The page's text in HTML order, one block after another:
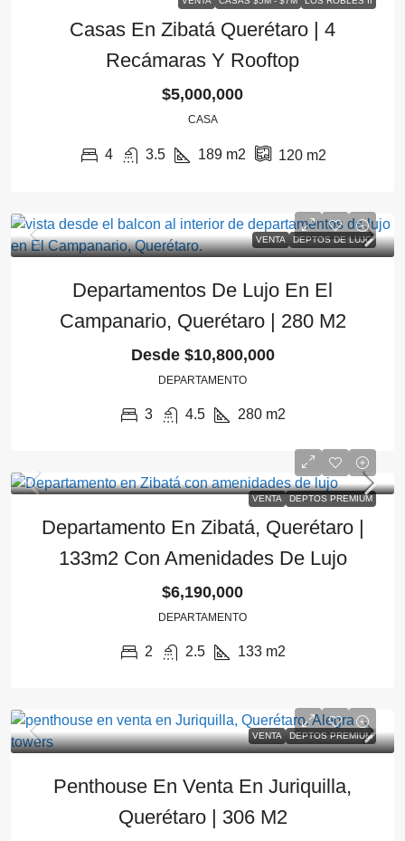
Casas En Zibatá Querétaro | 4
Recámaras Y Rooftop
$5,000,000
CASA
4 3.5 189 m2 120m2
VENTA DEPTOS DE LUJO
Departamentos De Lujo En El
Campanario, Querétaro | 280 M2
Desde$10,800,000
DEPARTAMENTO
3 4.5 280 m2
VENTA DEPTOS PREMIUM
Departamento En Zibatá, Querétaro |
133m2 Con Amenidades De Lujo
$6,190,000
DEPARTAMENTO
2 2.5 133 m2
VENTA DEPTOS PREMIUM
Penthouse En Venta En Juriquilla,
Querétaro | 306 M2